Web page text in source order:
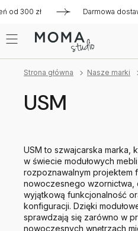
zł Darmowa dostawa dla
Strona główna Nasze marki
USM
USM to szwajcarska marka,
w świecie modułowych
rozpoznawalnym projektem
nowoczesnego wzornictwa,
wyjątkową funkcjonalność
konfiguracji. Dzięki
sprawdzają się zarówno w
nowoczesnych wnętrzach